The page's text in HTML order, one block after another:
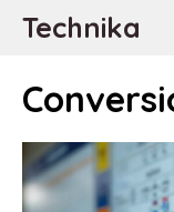
AllerTechnika